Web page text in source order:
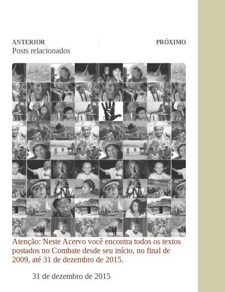
ANTERIOR PRÓXIMO
Posts relacionados
Atenção: Neste Acervo você encontra todos os textos
postados no Combate desde seu início, no final de
2009, até 31 de dezembro de 2015.
31 de dezembro de 2015